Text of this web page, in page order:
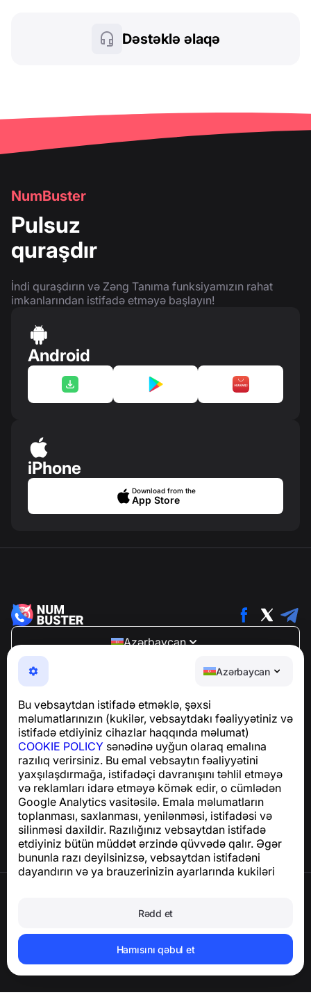
Azərbaycan
Bu vebsaytdan istifadə etməklə, şəxsi
məlumatlarınızın (kukilər, vebsaytdakı fəaliyyətiniz və
istifadə etdiyiniz cihazlar haqqında məlumat)
COOKIE POLICY sənədinə uyğun olaraq emalına
razılıq verirsiniz. Bu emal vebsaytın fəaliyyətini
yaxşılaşdırmağa, istifadəçi davranışını təhlil etməyə
və reklamları idarə etməyə kömək edir, o cümlədən
Google Analytics vasitəsilə. Emala məlumatların
toplanması, saxlanması, yenilənməsi, istifadəsi və
silinməsi daxildir. Razılığınız vebsaytdan istifadə
etdiyiniz bütün müddət ərzində qüvvədə qalır. Əgər
bununla razı deyilsinizsə, vebsaytdan istifadəni
dayandırın və ya brauzerinizin ayarlarında kukiləri
Rədd et
Hamısını qəbul et
Dəstəklə əlaqə
NumBuster
Pulsuz
quraşdır
İndi quraşdırın və Zəng Tanıma funksiyamızın rahat
imkanlarından istifadə etməyə başlayın!
Android
iPhone
Download from the
App Store
Azərbaycan
NumBuster © 2013—2026 ·
support@numbuster.com
Telefon fırıldaqlarından, spam və arzuolunmaz
GDPR uyğunluğu ilə bağlı suallar üçün:
support@numbuster.com
Yardım Mərkəzi
Xəbərlər və Məqalələr
Layihə haqqında
Əlaqə
Hesabı və şəxsi məlumatları silin